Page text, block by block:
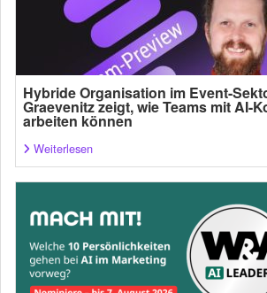
Hybride Organisation im Event-
Graevenitz zeigt, wie Teams mit AI-
arbeiten können
Weiterlesen